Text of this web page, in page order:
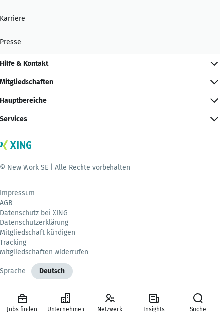
Karriere
Presse
Hilfe & Kontakt
Mitgliedschaften
Hauptbereiche
Services
© New Work SE | Alle Rechte vorbehalten
Impressum
AGB
Datenschutz bei XING
Datenschutzerklärung
Mitgliedschaft kündigen
Tracking
Mitgliedschaften widerrufen
Sprache Deutsch
Jobs finden Unternehmen Netzwerk Insights Suche